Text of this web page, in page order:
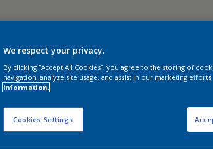
We respect your privacy.
By clicking “Accept All Cookies”, you agree to the storing of
navigation, analyze site usage, and assist in our marketing efforts.
information.
Cookies Settings